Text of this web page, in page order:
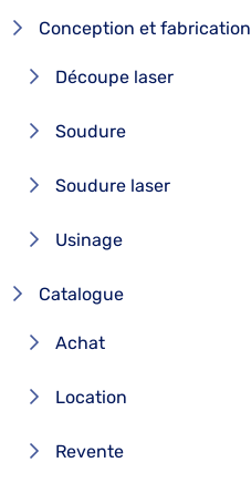
Conception et fabrication
Découpe laser
Soudure
Soudure laser
Usinage
Catalogue
Achat
Location
Revente